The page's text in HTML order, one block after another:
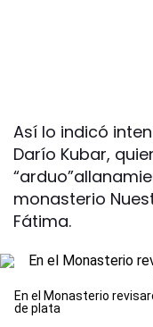
Así lo indicó
Darío Kubar,
monasterio
Fátima.
En el Monasterio
de plata